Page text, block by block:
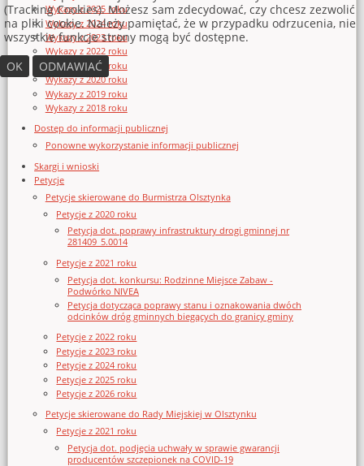
Wykazy z 2025 roku
Wykazy z 2024 roku
Wykazy z 2023 roku
Wykazy z 2022 roku
Wykazy z 2021 roku
Wykazy z 2020 roku
Wykazy z 2019 roku
Wykazy z 2018 roku
Dostęp do informacji publicznej
Ponowne wykorzystanie informacji publicznej
Skargi i wnioski
Petycje
Petycje skierowane do Burmistrza Olsztynka
Petycje z 2020 roku
Petycja dot. poprawy infrastruktury drogi gminnej nr
281409_5.0014
Petycje z 2021 roku
Petycja dot. konkursu: Rodzinne Miejsce Zabaw -
Podwórko NIVEA
Petycja dotycząca poprawy stanu i oznakowania dwóch
odcinków dróg gminnych biegących do granicy gminy
Petycje z 2022 roku
Petycje z 2023 roku
Petycje z 2024 roku
Petycje z 2025 roku
Petycje z 2026 roku
Petycje skierowane do Rady Miejskiej w Olsztynku
Petycje z 2021 roku
Petycja dot. podjęcia uchwały w sprawie gwarancji
producentów szczepionek na COVID-19
(Tracking Cookies). Możesz sam zdecydować, czy chcesz zezwolić
na pliki cookie. Należy pamiętać, że w przypadku odrzucenia, nie
wszystkie funkcje strony mogą być dostępne.
OK
ODMAWIAĆ